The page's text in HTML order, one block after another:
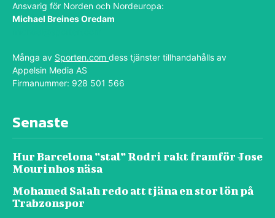
Ansvarig för Norden och Nordeuropa:
Michael Breines Oredam
Många av Sporten.com dess tjänster tillhandahålls av
Appelsin Media AS
Firmanummer: 928 501 566
Senaste
Hur Barcelona ”stal” Rodri rakt framför Jose
Mourinhos näsa
Mohamed Salah redo att tjäna en stor lön på
Trabzonspor